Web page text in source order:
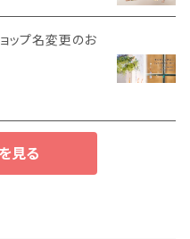
ップ名変更のお
見る